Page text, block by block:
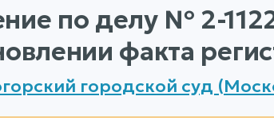
по делу № 2-
факта
городской суд